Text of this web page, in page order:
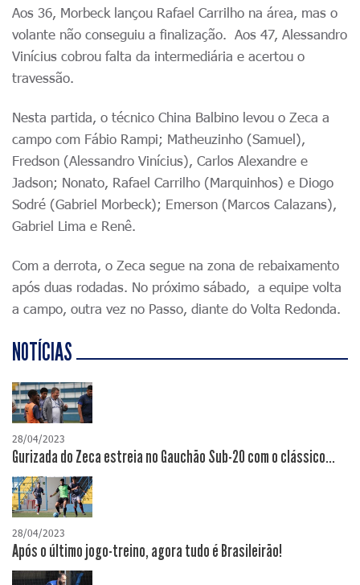
Aos 36, Morbeck lançou Rafael Carrilho na área, mas o
volante não conseguiu a finalização. Aos 47, Alessandro
Vinícius cobrou falta da intermediária e acertou o
travessão.
Nesta partida, o técnico China Balbino levou o Zeca a
campo com Fábio Rampi; Matheuzinho (Samuel),
Fredson (Alessandro Vinícius), Carlos Alexandre e
Jadson; Nonato, Rafael Carrilho (Marquinhos) e Diogo
Sodré (Gabriel Morbeck); Emerson (Marcos Calazans),
Gabriel Lima e Renê.
Com a derrota, o Zeca segue na zona de rebaixamento
após duas rodadas. No próximo sábado, a equipe volta
a campo, outra vez no Passo, diante do Volta Redonda.
NOTÍCIAS
28/04/2023
Gurizada do Zeca estreia no Gauchão Sub-20 com o clássico...
28/04/2023
Após o último jogo-treino, agora tudo é Brasileirão!